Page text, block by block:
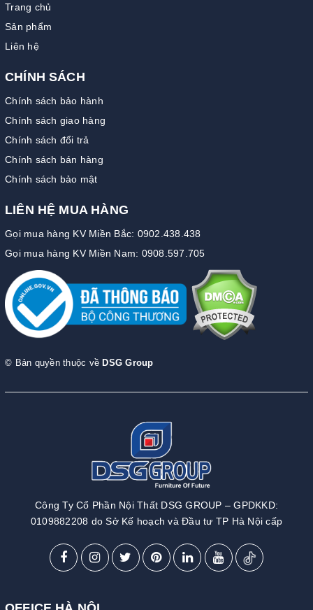
Trang chủ
Sản phẩm
Liên hệ
CHÍNH SÁCH
Chính sách bảo hành
Chính sách giao hàng
Chính sách đổi trả
Chính sách bán hàng
Chính sách bảo mật
LIÊN HỆ MUA HÀNG
Gọi mua hàng KV Miền Bắc: 0902.438.438
Gọi mua hàng KV Miền Nam: 0908.597.705
© Bản quyền thuộc về DSG Group
Công Ty Cổ Phần Nội Thất DSG GROUP – GPDKKD:
0109882208 do Sở Kế hoạch và Đầu tư TP Hà Nội cấp